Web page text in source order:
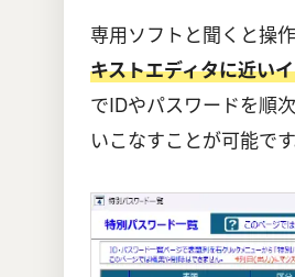
専用ソフトと聞くと操
キストエディタに近い
でIDやパスワードを順
いこなすことが可能です